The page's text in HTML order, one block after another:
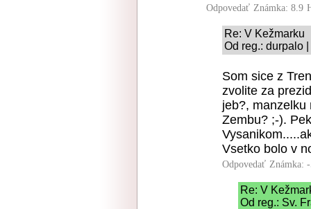
Odpovedať Známka: 8.9
Re: V Kežmarku
Od reg.: durpalo
Som sice z
zvolite za
jeb?, manzelku
Zembu? ;-).
Vsetko bolo v
Odpovedať Známka:
Re: V
Od reg.: Sv.